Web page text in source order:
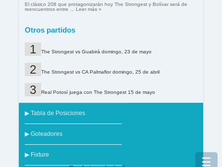
El clásico 208 que protagonizarán hoy The Strongest y Bolívar será de
reencuentros entre ... Leer más »
Otros partidos
The Strongest vs Guabirá domingo, 23 de mayo
The Strongest vs CA Palmaflor domingo, 25 de abril
Real Potosí juega con The Strongest 15 de mayo
☰
▶ Tabla de Posiciones
▶ Goleadores
▶ Fixture